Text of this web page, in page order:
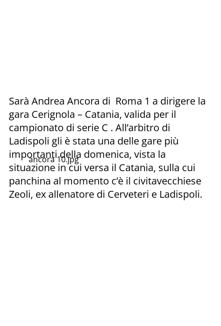
ancora 10.jpg
Sarà Andrea Ancora di Roma 1 a dirigere la
gara Cerignola – Catania, valida per il
campionato di serie C . All’arbitro di
Ladispoli gli è stata una delle gare più
importanti della domenica, vista la
situazione in cui versa il Catania, sulla cui
panchina al momento c’è il civitavecchiese
Zeoli, ex allenatore di Cerveteri e Ladispoli.